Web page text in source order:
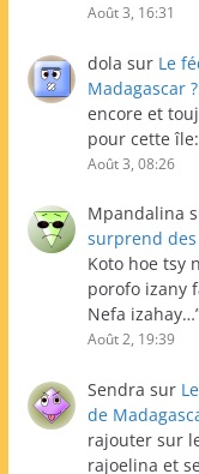
Août 3, 16:31
dola sur Le
Madagascar ?
encore et
pour cette
Août 3, 08:26
Mpandalina
surprend
Koto hoe tsy
porofo izany
Nefa izahay…
Août 2, 19:39
Sendra sur
de
rajouter sur
rajoelina et